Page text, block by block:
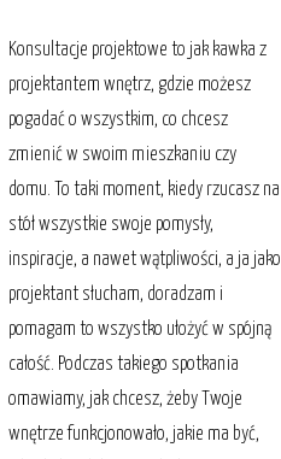
Konsultacje projektowe to jak kawka z
projektantem wnętrz, gdzie możesz
pogadać o wszystkim, co chcesz
zmienić w swoim mieszkaniu czy
domu. To taki moment, kiedy rzucasz na
stół wszystkie swoje pomysły,
inspiracje, a nawet wątpliwości, a ja jako
projektant słucham, doradzam i
pomagam to wszystko ułożyć w spójną
całość. Podczas takiego spotkania
omawiamy, jak chcesz, żeby Twoje
wnętrze funkcjonowało, jakie ma być,